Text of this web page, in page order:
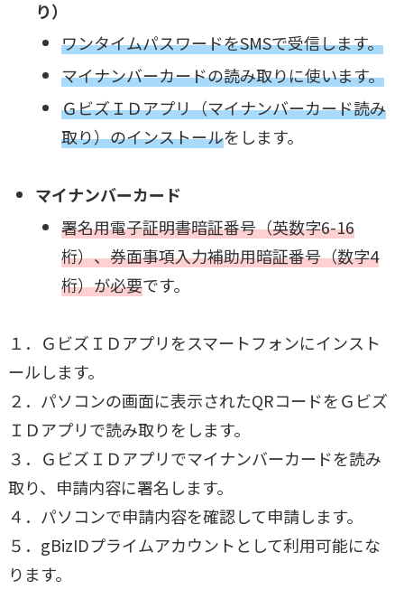
り）
ワンタイムパスワードをSMSで受信します。
マイナンバーカードの読み取りに使います。
ＧビズＩＤアプリ（マイナンバーカード読み
取り）のインストールをします。
マイナンバーカード
署名用電子証明書暗証番号（英数字6-16
桁）、券面事項入力補助用暗証番号（数字4
桁）が必要です。
１．ＧビズＩＤアプリをスマートフォンにインスト
ールします。
２．パソコンの画面に表示されたQRコードをＧビズ
ＩＤアプリで読み取りをします。
３．ＧビズＩＤアプリでマイナンバーカードを読み
取り、申請内容に署名します。
４．パソコンで申請内容を確認して申請します。
５．gBizIDプライムアカウントとして利用可能にな
ります。